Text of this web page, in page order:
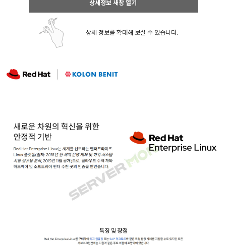
상세정보 새창 열기
상세 정보를 확대해 보실 수 있습니다.